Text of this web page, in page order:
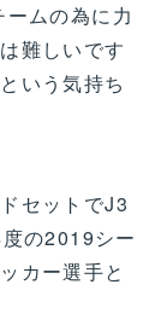
ムの為に力
難しいです
いう気持ち
セットでJ3
の2019シー
カー選手と